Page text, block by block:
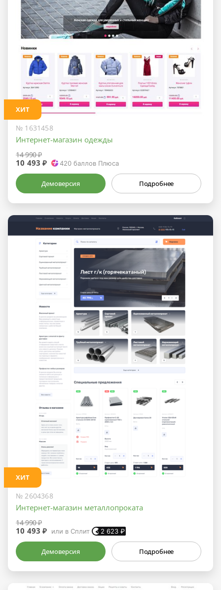
ХИТ
№ 1631458
Интернет-магазин одежды
14 990 ₽
10 493 ₽ 420баллов Плюса
Демоверсия Подробнее
ХИТ
№ 2604368
Интернет-магазин металлопроката
14 990 ₽
10 493 ₽ или в Сплит 2 623₽
Демоверсия Подробнее